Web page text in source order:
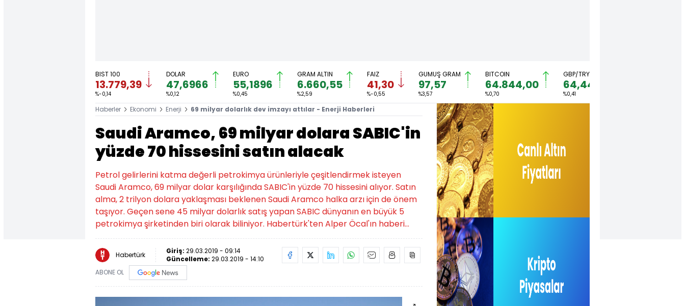
BIST 100
13.779,39
%-0,14
DOLAR
47,6966
%0,12
EURO
55,1896
%0,45
GRAM ALTIN
6.660,55
%2,59
FAİZ
41,30
%-0,55
GÜMÜŞ GRAM
97,57
%3,57
BITCOIN
64.844,00
%0,70
GBP/TRY
64,4492
%0,41
Haberler Ekonomi Enerji 69 milyar dolarlık dev imzayı attılar - Enerji Haberleri
Saudi Aramco, 69 milyar dolara SABIC'in
yüzde 70 hissesini satın alacak
Petrol gelirlerini katma değerli petrokimya ürünleriyle çeşitlendirmek isteyen
Saudi Aramco, 69 milyar dolar karşılığında SABIC'in yüzde 70 hissesini alıyor. Satın
alma, 2 trilyon dolara yaklaşması beklenen Saudi Aramco halka arzı için de önem
taşıyor. Geçen sene 45 milyar dolarlık satış yapan SABIC dünyanın en büyük 5
petrokimya şirketinden biri olarak biliniyor. Habertürk'ten Alper Öcal'ın haberi...
Habertürk Giriş: 29.03.2019 - 09:14
Güncelleme: 29.03.2019 - 14:10
ABONE OL